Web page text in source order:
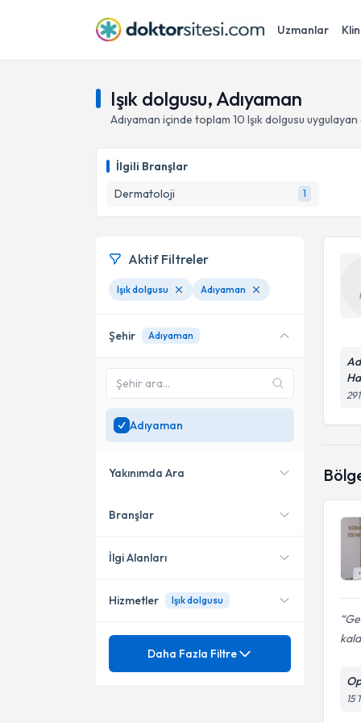
Uzmanlar
Işık dolgusu, Adıyaman
Adıyaman içinde toplam 10 Işık dolgusu
İlgili Branşlar
Dermatoloji
1
15
Aktif Filtreler
Işık dolgusu Adıyaman
Şehir Adıyaman
Adıyaman
Yakınımda Ara
Konumuma yakın uzmanları
Branşlar
Dermatoloji
İlgi Alanları
Ağız Yaraları
Hizmetler Işık dolgusu
Ünvan
Daha Fazla Filtre